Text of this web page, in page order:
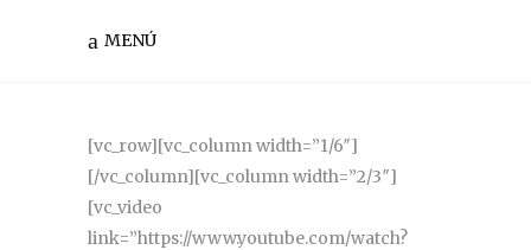
MENÚ
[vc_row][vc_column width=”1/6″]
[/vc_column][vc_column width=”2/3″]
[vc_video
link=”https://www.youtube.com/watch?